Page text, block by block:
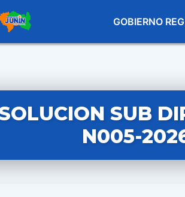
GOBIERNO
SUB
N005-